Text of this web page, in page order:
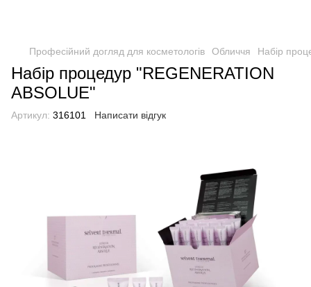
Професійний догляд для косметологів Обличчя Набір
Набір процедур "REGENERATION
ABSOLUE"
Артикул: 316101 Написати відгук